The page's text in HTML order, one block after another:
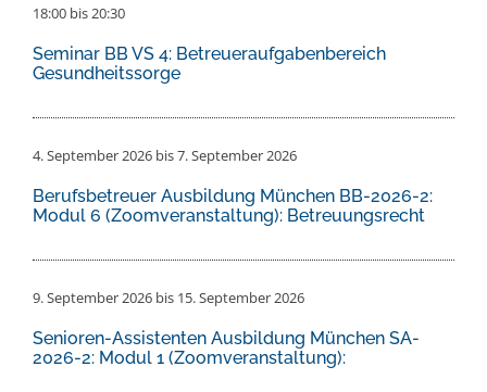
18:00 bis20:30
Seminar BB VS 4: Betreueraufgabenbereich
Gesundheitssorge
4. September 2026 bis7. September 2026
Berufsbetreuer Ausbildung München BB-2026-2:
Modul 6 (Zoomveranstaltung): Betreuungsrecht
9. September 2026 bis 15. September 2026
Senioren-Assistenten Ausbildung München SA-
2026-2: Modul 1 (Zoomveranstaltung):